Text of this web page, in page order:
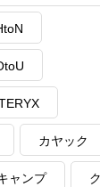
カヤック
ャンプ